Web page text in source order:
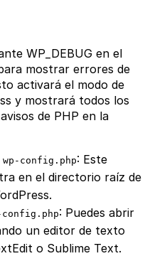
WP_DEBUG en el
mostrar errores de
activará el modo de
y mostrará todos los
de PHP en la
wp-config.php: Este
en el directorio raíz de
config.php: Puedes abrir
un editor de texto
o Sublime Text.